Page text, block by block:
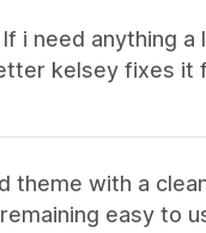
i need anything
kelsey fixes it
theme with a
easy to